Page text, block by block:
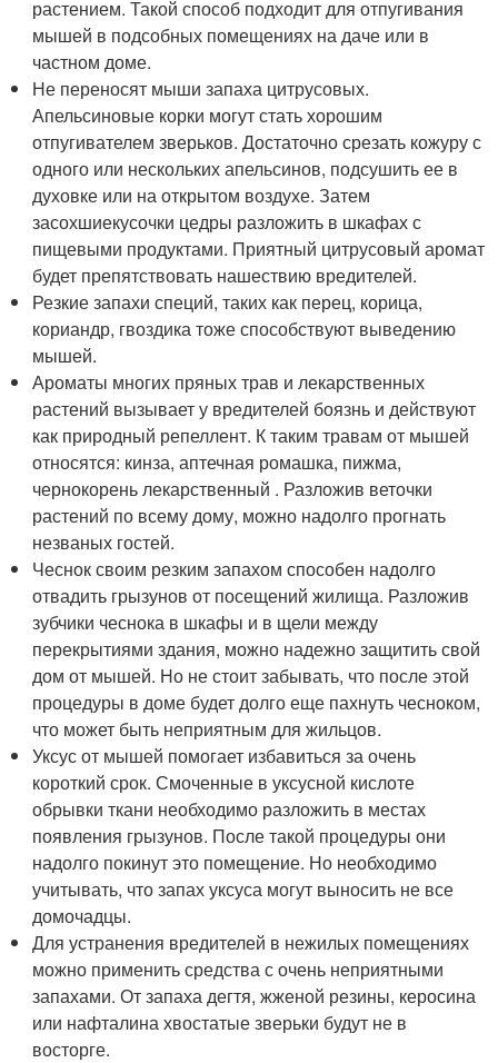
растением. Такой способ подходит для отпугивания
мышей в подсобных помещениях на даче или в
частном доме.
Не переносят мыши запаха цитрусовых.
Апельсиновые корки могут стать хорошим
отпугивателем зверьков. Достаточно срезать кожуру с
одного или нескольких апельсинов, подсушить ее в
духовке или на открытом воздухе. Затем
засохшиекусочки цедры разложить в шкафах с
пищевыми продуктами. Приятный цитрусовый аромат
будет препятствовать нашествию вредителей.
Резкие запахи специй, таких как перец, корица,
кориандр, гвоздика тоже способствуют выведению
мышей.
Ароматы многих пряных трав и лекарственных
растений вызывает у вредителей боязнь и действуют
как природный репеллент. К таким травам от мышей
относятся: кинза, аптечная ромашка, пижма,
чернокорень лекарственный . Разложив веточки
растений по всему дому, можно надолго прогнать
незваных гостей.
Чеснок своим резким запахом способен надолго
отвадить грызунов от посещений жилища. Разложив
зубчики чеснока в шкафы и в щели между
перекрытиями здания, можно надежно защитить свой
дом от мышей. Но не стоит забывать, что после этой
процедуры в доме будет долго еще пахнуть чесноком,
что может быть неприятным для жильцов.
Уксус от мышей помогает избавиться за очень
короткий срок. Смоченные в уксусной кислоте
обрывки ткани необходимо разложить в местах
появления грызунов. После такой процедуры они
надолго покинут это помещение. Но необходимо
учитывать, что запах уксуса могут выносить не все
домочадцы.
Для устранения вредителей в нежилых помещениях
можно применить средства с очень неприятными
запахами. От запаха дегтя, жженой резины, керосина
или нафталина хвостатые зверьки будут не в
восторге.